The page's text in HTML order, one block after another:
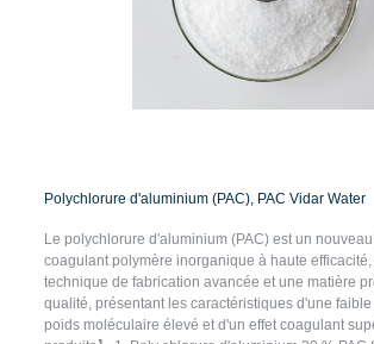
Polychlorure d'aluminium (PAC), PAC Vidar Water
Le polychlorure d'aluminium (PAC) est un
coagulant polymère inorganique à haute
technique de fabrication avancée et une matière
qualité, présentant les caractéristiques d'une
poids moléculaire élevé et d'un effet coagulant